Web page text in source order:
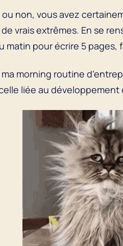
non, vous avez
vrais extrêmes. En se
matin pour écrire 5
ma morning routine
liée au développement